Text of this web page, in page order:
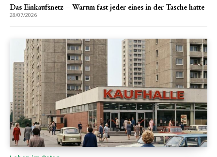
Das Einkaufsnetz – Warum fast jeder eines in der Tasche hatte
28/07/2026